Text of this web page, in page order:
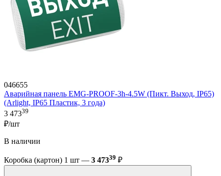
046655
Аварийная панель EMG-PROOF-3h-4.5W (Пикт. Выход, IP65)
(Arlight, IP65 Пластик, 3 года)
3 47339
₽/шт
В наличии
Коробка (картон) 1 шт — 3 47339 ₽